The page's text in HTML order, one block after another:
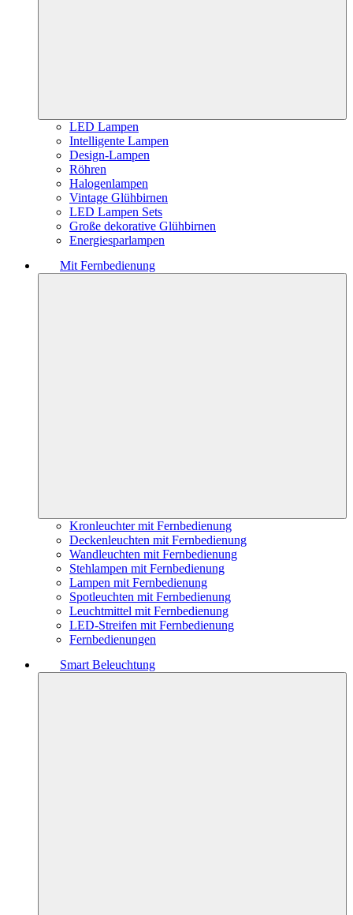
LED Lampen
Intelligente Lampen
Design-Lampen
Röhren
Halogenlampen
Vintage Glühbirnen
LED Lampen Sets
Große dekorative Glühbirnen
Energiesparlampen
Mit Fernbedienung
Kronleuchter mit Fernbedienung
Deckenleuchten mit Fernbedienung
Wandleuchten mit Fernbedienung
Stehlampen mit Fernbedienung
Lampen mit Fernbedienung
Spotleuchten mit Fernbedienung
Leuchtmittel mit Fernbedienung
LED-Streifen mit Fernbedienung
Fernbedienungen
Smart Beleuchtung